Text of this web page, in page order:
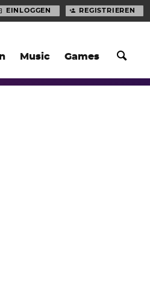
Music Games
EINLOGGEN REGISTRIEREN